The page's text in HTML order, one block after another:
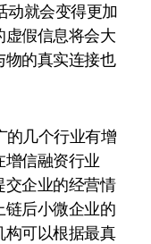
动就会变得更加
虚假信息将会大
物的真实连接也
的几个行业有增
增信融资行业
交企业的经营情
链后小微企业的
构可以根据最真